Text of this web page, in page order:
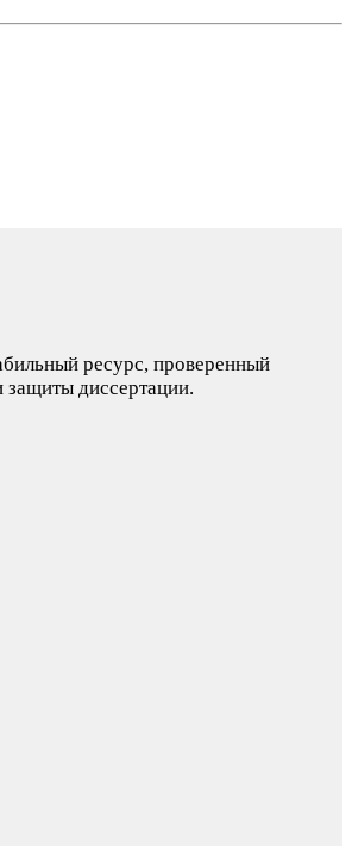
ресурс, проверенный
защиты диссертации.